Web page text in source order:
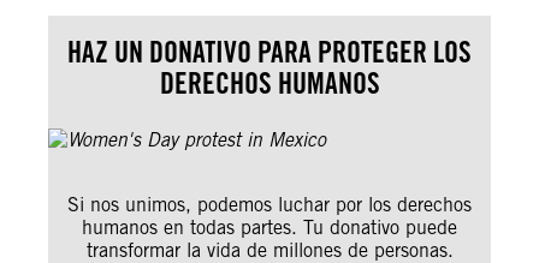
HAZ UN DONATIVO PARA PROTEGER LOS
DERECHOS HUMANOS
Si nos unimos, podemos luchar por los derechos
humanos en todas partes. Tu donativo puede
transformar la vida de millones de personas.